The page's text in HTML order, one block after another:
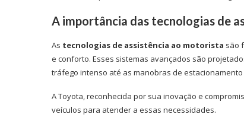
A importância das tecnologias de
As tecnologias de assistência ao motorista são
e conforto. Esses sistemas avançados são
tráfego intenso até as manobras de
A Toyota, reconhecida por sua inovação e
veículos para atender a essas necessidades.